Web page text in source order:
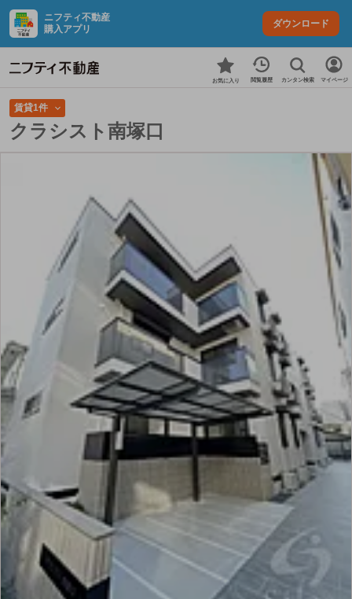
ニフティ不動産
購入アプリ
ダウンロード
お気に入り 閲覧履歴 カンタン検索 マイページ
賃貸1件
クラシスト南塚口